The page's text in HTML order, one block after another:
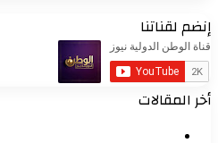
إنضم لقناتنا
أخر المقالات